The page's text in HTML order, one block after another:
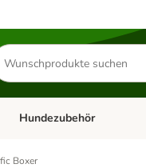
Kategorie-Menü öffnen:
Hundezubehör
Boxer